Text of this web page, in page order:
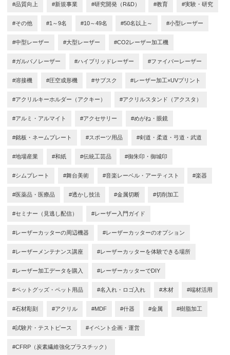
#品質向上 #新規事業 #研究開発（R&D） #教育 #実験・研究
#その他 #1～9名 #10～49名 #50名以上～ #小型レーザー
#中型レーザー #大型レーザー #CO2レーザー加工機
#ガルバノレーザー #ハイブリッドレーザー #ファイバーレーザー
#溶接機 #圧空成形機 #サブスク #レーザー加工×UVプリント
#アクリルキーホルダー（アクキー） #アクリルスタンド（アクスタ）
#アルミ・アルマイト #アクセサリー #めがね・眼鏡
#銘板・ネームプレート #スポーツ用品 #剣道・柔道・弓道・武道
#地場産業 #和紙 #伝統工芸品 #御朱印・御城印
#シムプレート #舞台美術 #音楽レーベル・アーティスト #楽器
#医薬品・医療品 #透かし技法 #金属切断 #切削加工
#セミナー（見逃し配信） #レーザー入門ガイド
#レーザーカッターの周辺機器 #レーザーカッターのオプション
#レーザーメンテナンス講座 #レーザーカッターを体験できる場所
#レーザー加工データを購入 #レーザーカッターでDIY
#ペットグッズ・ペット用品 #名入れ・ロゴ入れ #木材 #端材活用
#石材彫刻 #アクリル #MDF #什器 #金属 #樹脂加工
#試験片・テストピース #イベント企画・運営
#CFRP（炭素繊維強化プラスチック）